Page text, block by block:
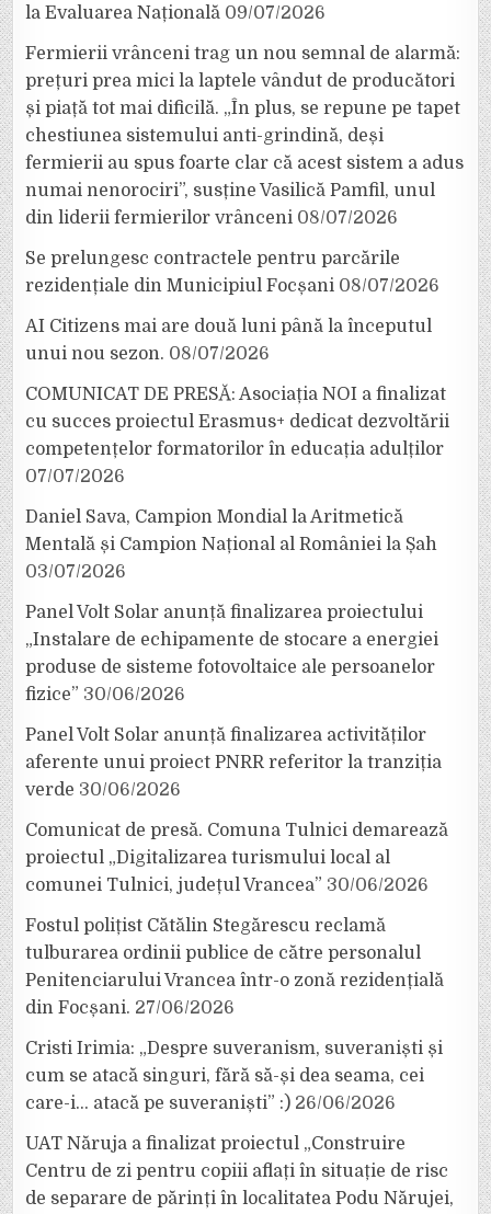
la Evaluarea Națională 09/07/2026
Fermierii vrânceni trag un nou semnal de alarmă:
prețuri prea mici la laptele vândut de producători
și piață tot mai dificilă. „În plus, se repune pe tapet
chestiunea sistemului anti-grindină, deși
fermierii au spus foarte clar că acest sistem a adus
numai nenorociri”, susține Vasilică Pamfil, unul
din liderii fermierilor vrânceni 08/07/2026
Se prelungesc contractele pentru parcările
rezidențiale din Municipiul Focșani 08/07/2026
AI Citizens mai are două luni până la începutul
unui nou sezon. 08/07/2026
COMUNICAT DE PRESĂ: Asociația NOI a finalizat
cu succes proiectul Erasmus+ dedicat dezvoltării
competențelor formatorilor în educația adulților
07/07/2026
Daniel Sava, Campion Mondial la Aritmetică
Mentală și Campion Național al României la Șah
03/07/2026
Panel Volt Solar anunță finalizarea proiectului
„Instalare de echipamente de stocare a energiei
produse de sisteme fotovoltaice ale persoanelor
fizice” 30/06/2026
Panel Volt Solar anunță finalizarea activităților
aferente unui proiect PNRR referitor la tranziția
verde 30/06/2026
Comunicat de presă. Comuna Tulnici demarează
proiectul „Digitalizarea turismului local al
comunei Tulnici, județul Vrancea” 30/06/2026
Fostul polițist Cătălin Stegărescu reclamă
tulburarea ordinii publice de către personalul
Penitenciarului Vrancea într-o zonă rezidențială
din Focșani. 27/06/2026
Cristi Irimia: „Despre suveranism, suveraniști și
cum se atacă singuri, fără să-și dea seama, cei
care-i… atacă pe suveraniști” :) 26/06/2026
UAT Năruja a finalizat proiectul „Construire
Centru de zi pentru copiii aflați în situație de risc
de separare de părinți în localitatea Podu Nărujei,